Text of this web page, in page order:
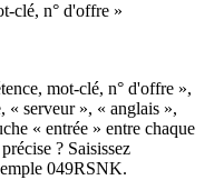
clé, n° d'offre »
mot-clé, n° d'offre »,
« serveur », « anglais »,
« entrée » entre chaque
? Saisissez
049RSNK.